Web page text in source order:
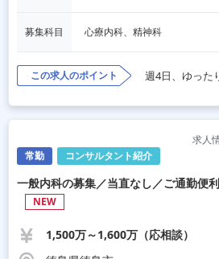
募集科目 心療内科、精神科
この求人のポイント 週4日、ゆった
常勤 コンサルタント紹介
求人
一般内科の募集／当直なし／ご通勤便利
NEW
1,500万～1,600万（応相談）